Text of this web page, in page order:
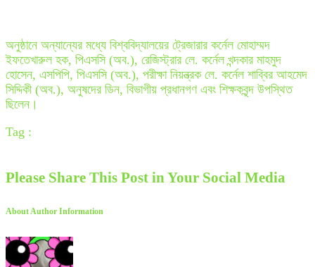
অনুষ্ঠানে অন্যান্যের মধ্যে বিশ্ববিদ্যালয়ের ট্রেজারার কর্নেল মোহাম্মদ
ইফতেখারুল হক, পিএসসি (অব.), রেজিস্ট্রার লে. কর্নেল খন্দকার মাহমুদ
হোসেন, এসপিপি, পিএসসি (অব.), পরীক্ষা নিয়ন্ত্রক লে. কর্নেল শাব্বির আহমেদ
সিদ্দিকী (অব.), অনুষদের ডিন, বিভাগীয় প্রধানগণ এবং শিক্ষকবৃন্দ উপস্থিত
ছিলেন।
Tag :
Please Share This Post in Your Social Media
About Author Information